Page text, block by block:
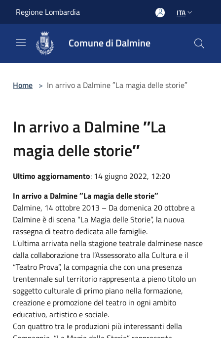
Regione Lombardia ITA
Comune di Dalmine
Home > In arrivo a Dalmine ″La magia delle storie″
In arrivo a Dalmine ″La
magia delle storie″
Ultimo aggiornamento: 14 giugno 2022, 12:20
In arrivo a Dalmine ″La magia delle storie″
Dalmine, 14 ottobre 2013 – Da domenica 20 ottobre a
Dalmine è di scena “La Magia delle Storie”, la nuova
rassegna di teatro dedicata alle famiglie.
L’ultima arrivata nella stagione teatrale dalminese nasce
dalla collaborazione tra l’Assessorato alla Cultura e il
“Teatro Prova”, la compagnia che con una presenza
trentennale sul territorio rappresenta a pieno titolo un
soggetto culturale di primo piano nella formazione,
creazione e promozione del teatro in ogni ambito
educativo, artistico e sociale.
Con quattro tra le produzioni più interessanti della